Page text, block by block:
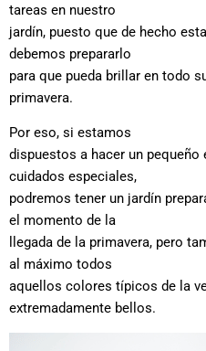
tareas en nuestro
jardín, puesto que de hecho
debemos prepararlo
para que pueda brillar en todo
primavera.
Por eso, si estamos
dispuestos a hacer un
cuidados especiales,
podremos tener un jardín
el momento de la
llegada de la primavera, pero
al máximo todos
aquellos colores típicos de la
extremadamente bellos.